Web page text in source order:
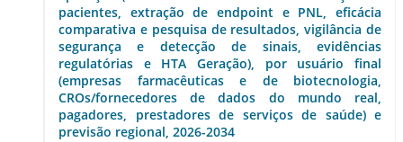
pacientes, extração de endpoint e PNL, eficácia
comparativa e pesquisa de resultados, vigilância de
segurança e detecção de sinais, evidências
regulatórias e HTA Geração), por usuário final
(empresas farmacêuticas e de biotecnologia,
CROs/fornecedores de dados do mundo real,
pagadores, prestadores de serviços de saúde) e
previsão regional, 2026-2034